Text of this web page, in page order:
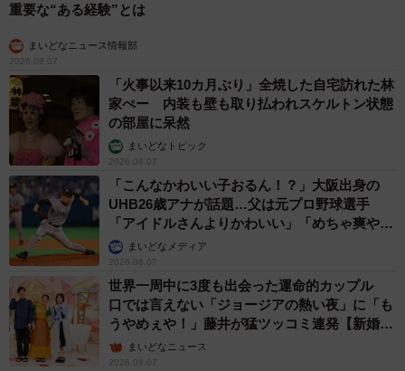
重要な“ある経験”とは
まいどなニュース情報部
2026.08.07
「火事以来10カ月ぶり」全焼した自宅訪れた林
家ぺー 内装も壁も取り払われスケルトン状態
の部屋に呆然
まいどなトピック
2026.08.07
「こんなかわいい子おるん！？」大阪出身の
UHB26歳アナが話題…父は元プロ野球選手
「アイドルさんよりかわいい」「めちゃ爽や
か」まいどなメディア
2026.08.07
世界一周中に3度も出会った運命的カップル
口では言えない「ジョージアの熱い夜」に「も
うやめぇや！」藤井が猛ツッコミ連発【新婚さ
ん】まいどなニュース
2026.08.07